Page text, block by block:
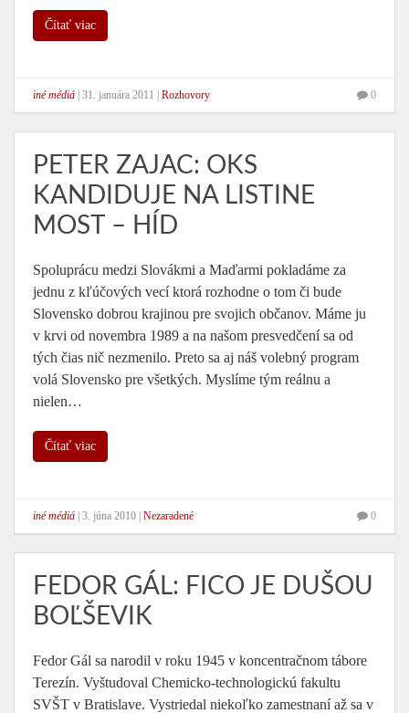
Čítať viac
iné médiá 31. januára 2011 Rozhovory 0
PETER ZAJAC: OKS
KANDIDUJE NA LISTINE
MOST – HÍD
Spoluprácu medzi Slovákmi a Maďarmi pokladáme za
jednu z kľúčových vecí ktorá rozhodne o tom či bude
Slovensko dobrou krajinou pre svojich občanov. Máme ju
v krvi od novembra 1989 a na našom presvedčení sa od
tých čias nič nezmenilo. Preto sa aj náš volebný program
volá Slovensko pre všetkých. Myslíme tým reálnu a
nielen…
Čítať viac
iné médiá 3. júna 2010 Nezaradené 0
FEDOR GÁL: FICO JE DUŠOU
BOĽŠEVIK
Fedor Gál sa narodil v roku 1945 v koncentračnom tábore
Terezín. Vyštudoval Chemicko-technologickú fakultu
SVŠT v Bratislave. Vystriedal niekoľko zamestnaní až sa v